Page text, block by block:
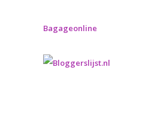
Bagageonline